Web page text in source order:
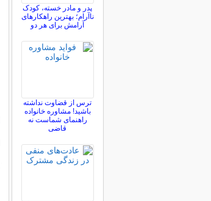
پدر و مادر خسته، کودک
ناآرام؛ بهترین راهکارهای
آرامش برای هر دو
ترس از قضاوت نداشته
باشید! مشاوره خانواده
راهنمای شماست نه
قاضی